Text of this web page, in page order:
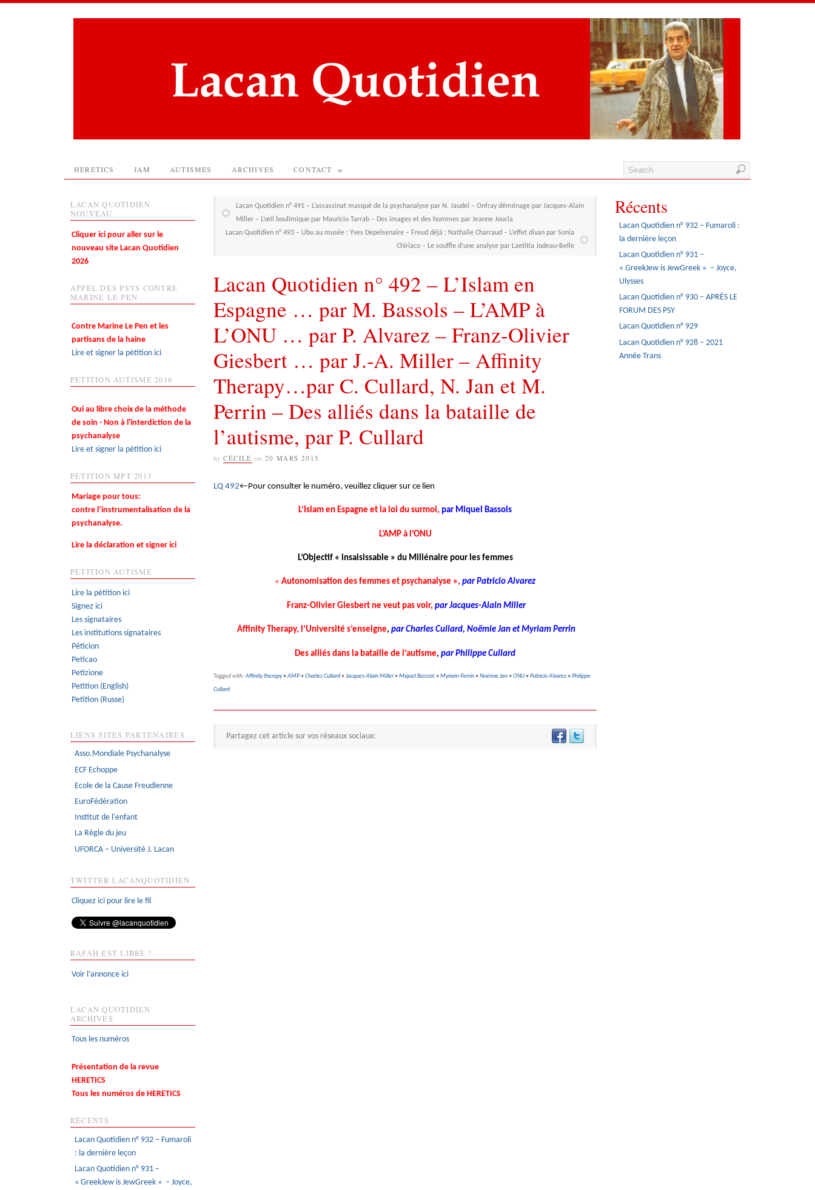
HERETICS JAM AUTISMES ARCHIVES CONTACT
Lacan Quotidien n° 491 – L’assassinat masqué de la psychanalyse par N. Jaudel – Onfray déménage par Jacques-Alain
Miller – L’œil boulimique par Mauricio Tarrab – Des images et des hommes par Jeanne Joucla
Lacan Quotidien n° 493 – Ubu au musée : Yves Depelsenaire – Freud déjà : Nathalie Charraud – L’effet divan par Sonia
Chiriaco – Le souffle d’une analyse par Laetitia Jodeau-Belle
Lacan Quotidien n° 492 – L’Islam en
Espagne … par M. Bassols – L’AMP à
L’ONU … par P. Alvarez – Franz-Olivier
Giesbert … par J.-A. Miller – Affinity
Therapy…par C. Cullard, N. Jan et M.
Perrin – Des alliés dans la bataille de
l’autisme, par P. Cullard
by CÉCILE on 20 MARS 2015
LQ 492←Pour consulter le numéro, veuillez cliquer sur ce lien
L’Islam en Espagne et la loi du surmoi, par Miquel Bassols
L’AMP à l’ONU
L’Objectif « insaisissable » du Millénaire pour les femmes
« Autonomisation des femmes et psychanalyse », par Patricio Alvarez
Franz-Olivier Giesbert ne veut pas voir, par Jacques-Alain Miller
Affinity Therapy, l’Université s’enseigne, par Charles Cullard, Noëmie Jan et Myriam Perrin
Des alliés dans la bataille de l’autisme, par Philippe Cullard
Tagged with: Affinity therapy•AMP •Charles Cullard •Jacques-Alain Miller•Miquel Bassols •Myriam Perrin •Noëmie Jan •ONU•Patricio Alvarez •Philippe
Cullard
Partagez cet article sur vos réseaux sociaux:
LACAN QUOTIDIEN
NOUVEAU
Cliquer ici pour aller sur le
nouveau site Lacan Quotidien
2026
APPEL DES PSYS CONTRE
MARINE LE PEN
Contre Marine Le Pen et les
partisans de la haine
Lire et signer la pétition ici
PETITION AUTISME 2016
Oui au libre choix de la méthode
de soin - Non à l'interdiction de la
psychanalyse
Lire et signer la pétition ici
PETITION MPT 2013
Mariage pour tous:
contre l’instrumentalisation de la
psychanalyse.
Lire la déclaration et signer ici
PETITION AUTISME
Lire la pétition ici
Signez ici
Les signataires
Les institutions signataires
Péticion
Peticao
Petizione
Petition (English)
Petition (Russe)
LIENS SITES PARTENAIRES
Asso.Mondiale Psychanalyse
ECF Echoppe
Ecole de la Cause Freudienne
EuroFédération
Institut de l'enfant
La Règle du jeu
UFORCA – Université J. Lacan
TWITTER LACANQUOTIDIEN
Cliquez ici pour lire le fil
RAFAH EST LIBRE !
Voir l’annonce ici
LACAN QUOTIDIEN
ARCHIVES
Tous les numéros
Présentation de la revue
HERETICS
Tous les numéros de HERETICS
RÉCENTS
Lacan Quotidien n° 932 – Fumaroli
: la dernière leçon
Lacan Quotidien n° 931 –
« GreekJew is JewGreek » – Joyce,
Récents
Lacan Quotidien n° 932 – Fumaroli :
la dernière leçon
Lacan Quotidien n° 931 –
« GreekJew is JewGreek » – Joyce,
Ulysses
Lacan Quotidien n° 930 – APRÈS LE
FORUM DES PSY
Lacan Quotidien n° 929
Lacan Quotidien n° 928 – 2021
Année Trans